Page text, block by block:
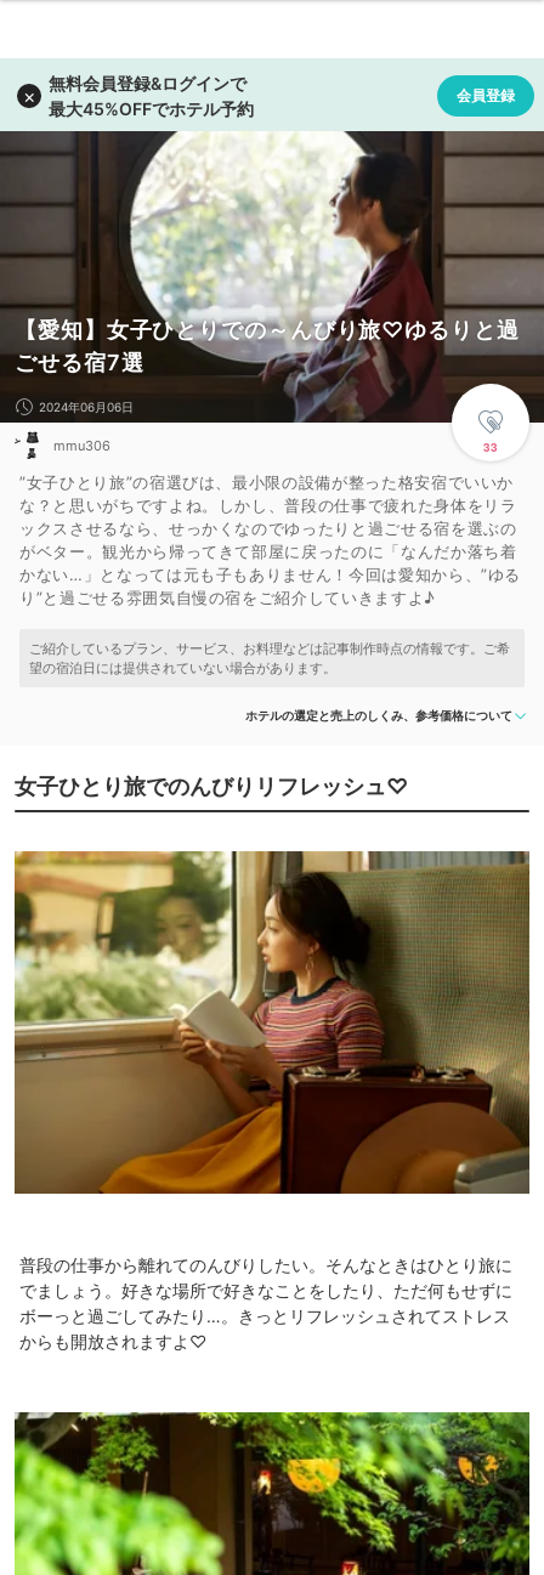
【愛知】女子ひとりでの～んびり旅♡ゆるりと過
ごせる宿7選
33
2024年06月06日
mmu306
”女子ひとり旅”の宿選びは、最小限の設備が整った格安宿でいいか
な？と思いがちですよね。しかし、普段の仕事で疲れた身体をリラ
ックスさせるなら、せっかくなのでゆったりと過ごせる宿を選ぶの
がベター。観光から帰ってきて部屋に戻ったのに「なんだか落ち着
かない…」となっては元も子もありません！今回は愛知から、”ゆる
り”と過ごせる雰囲気自慢の宿をご紹介していきますよ♪
ホテルの選定と売上のしくみ、参考価格について
女子ひとり旅でのんびりリフレッシュ♡
普段の仕事から離れてのんびりしたい。そんなときはひとり旅に
でましょう。好きな場所で好きなことをしたり、ただ何もせずに
ボーっと過ごしてみたり…。きっとリフレッシュされてストレス
からも開放されますよ♡